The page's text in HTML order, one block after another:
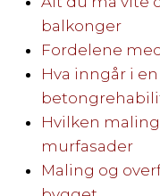
balkonger
Fordelene
Hva inngår i
Hvilken
murfasader
Maling og